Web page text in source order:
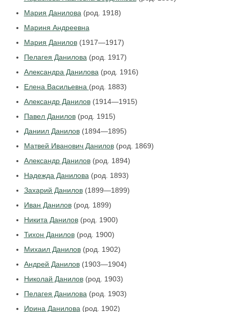
Мария Данилова(род. 1918)
Мариня Андреевна
Мария Данилов(1917—1917)
Пелагея Данилова(род. 1917)
Александра Данилова(род. 1916)
Елена Васильевна (род. 1883)
Александр Данилов(1914—1915)
Павел Данилов(род. 1915)
Даниил Данилов(1894—1895)
Матвей Иванович Данилов(род. 1869)
Александр Данилов(род. 1894)
Надежда Данилова(род. 1893)
Захарий Данилов(1899—1899)
Иван Данилов(род. 1899)
Никита Данилов(род. 1900)
Тихон Данилов(род. 1900)
Михаил Данилов(род. 1902)
Андрей Данилов(1903—1904)
Николай Данилов(род. 1903)
Пелагея Данилова(род. 1903)
Ирина Данилова(род. 1902)